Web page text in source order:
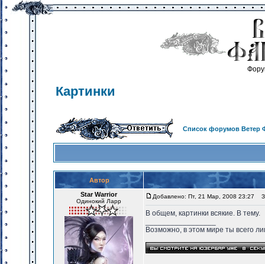
Картинки
Список форумов Ветер
Автор
Star Warrior
Одинокий Ларр
Добавлено: Пт, 21 Мар, 2008 23:27
В общем, картинки всякие. В тему.
Возможно, в этом мире ты всего